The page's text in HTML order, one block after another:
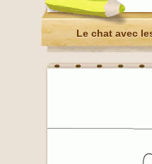
Le chat avec